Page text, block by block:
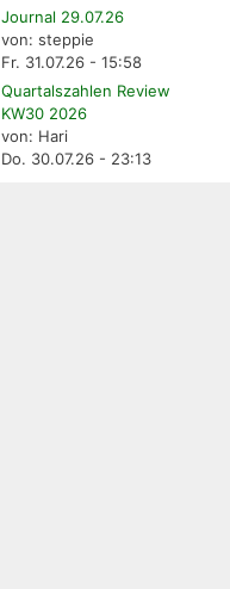
Journal 29.07.26
von: steppie
Fr. 31.07.26 - 15:58
Quartalszahlen Review
KW30 2026
von: Hari
Do. 30.07.26 - 23:13